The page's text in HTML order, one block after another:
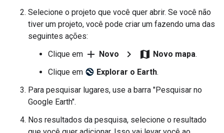
Selecione o projeto que você quer abrir. Se você não
tiver um projeto, você pode criar um fazendo uma das
seguintes ações:
Clique em add Novo chevron_right map Novo mapa.
Clique em
Explorar o Earth.
Para pesquisar lugares, use a barra "Pesquisar no
Google Earth".
Nos resultados da pesquisa, selecione o resultado